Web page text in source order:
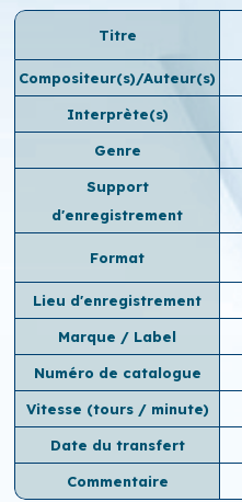
Titre
Compositeur(s)/Auteur(s)
Interprète(s)
Genre
Support
d'enregistrement
Format
Lieu d'enregistrement
Marque / Label
Numéro de catalogue
Vitesse (tours / minute)
Date du transfert
Commentaire